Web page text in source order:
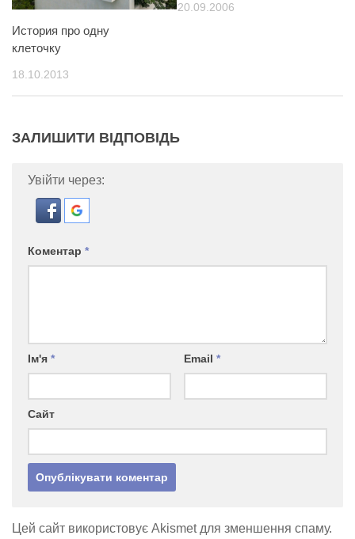
История про одну
клеточку
18.10.2013
20.09.2006
ЗАЛИШИТИ ВІДПОВІДЬ
Увійти через:
Коментар *
Ім'я * Email *
Сайт
Цей сайт використовує Akismet для зменшення спаму.